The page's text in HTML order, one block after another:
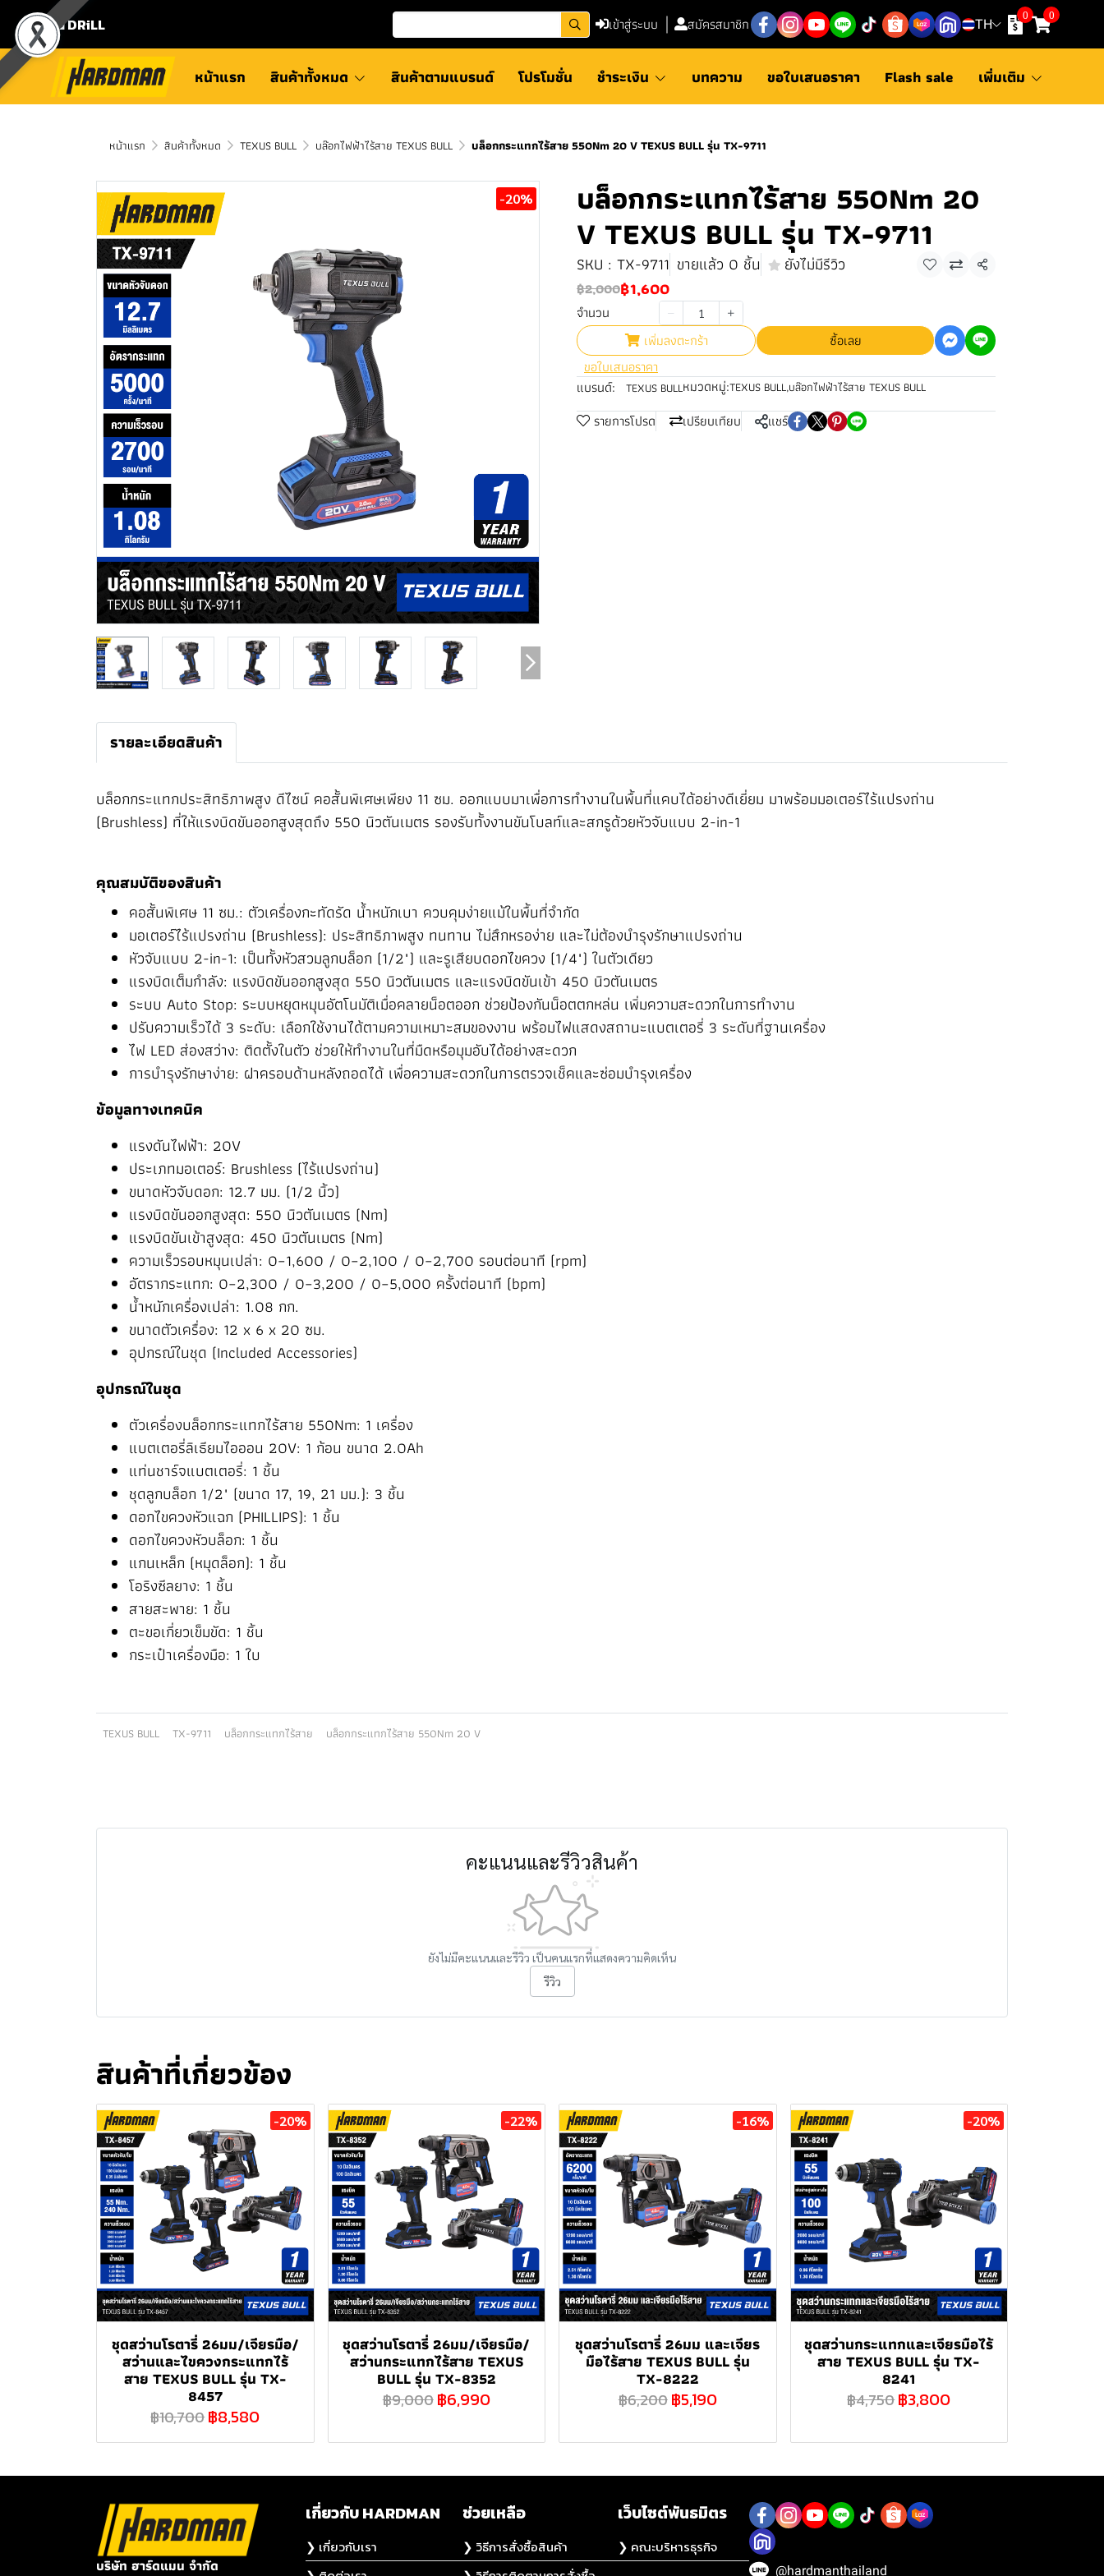
⛾ DRiLL เข้าสู่ระบบ สมัครสมาชิก TH
0 0
หน้าแรก สินค้าทั้งหมด สินค้าตามแบรนด์ โปรโมชั่น ชำระเงิน บทความ ขอใบเสนอราคา Flash sale เพิ่มเติม
หน้าแรก สินค้าทั้งหมด TEXUS BULL บล๊อกไฟฟ้าไร้สาย TEXUS BULL บล็อกกระแทกไร้สาย 550Nm 20 V TEXUS BULL รุ่น TX-9711
-20% บล็อกกระแทกไร้สาย 550Nm 20
V TEXUS BULL รุ่น TX-9711
SKU : TX-9711 ขายแล้ว 0 ชิ้น ยังไม่มีรีวิว
แชร์
฿2,000฿1,600
จำนวน
เพิ่มลงตะกร้า
ซื้อเลย
ขอใบเสนอราคา
แบรนด์:
TEXUS BULLหมวดหมู่:TEXUS BULL,บล๊อกไฟฟ้าไร้สาย TEXUS BULL
รายการโปรด เปรียบเทียบ แชร์
รายละเอียดสินค้า
บล็อกกระแทกประสิทธิภาพสูง ดีไซน์ คอสั้นพิเศษเพียง 11 ซม. ออกแบบมาเพื่อการทำงานในพื้นที่แคบได้อย่างดีเยี่ยม มาพร้อมมอเตอร์ไร้แปรงถ่าน
(Brushless) ที่ให้แรงบิดขันออกสูงสุดถึง 550 นิวตันเมตร รองรับทั้งงานขันโบลท์และสกรูด้วยหัวจับแบบ 2-in-1
คุณสมบัติของสินค้า
คอสั้นพิเศษ 11 ซม.: ตัวเครื่องกะทัดรัด น้ำหนักเบา ควบคุมง่ายแม้ในพื้นที่จำกัด
มอเตอร์ไร้แปรงถ่าน (Brushless): ประสิทธิภาพสูง ทนทาน ไม่สึกหรอง่าย และไม่ต้องบำรุงรักษาแปรงถ่าน
หัวจับแบบ 2-in-1: เป็นทั้งหัวสวมลูกบล็อก (1/2") และรูเสียบดอกไขควง (1/4") ในตัวเดียว
แรงบิดเต็มกำลัง: แรงบิดขันออกสูงสุด 550 นิวตันเมตร และแรงบิดขันเข้า 450 นิวตันเมตร
ระบบ Auto Stop: ระบบหยุดหมุนอัตโนมัติเมื่อคลายน็อตออก ช่วยป้องกันน็อตตกหล่น เพิ่มความสะดวกในการทำงาน
ปรับความเร็วได้ 3 ระดับ: เลือกใช้งานได้ตามความเหมาะสมของงาน พร้อมไฟแสดงสถานะแบตเตอรี่ 3 ระดับที่ฐานเครื่อง
ไฟ LED ส่องสว่าง: ติดตั้งในตัว ช่วยให้ทำงานในที่มืดหรือมุมอับได้อย่างสะดวก
การบำรุงรักษาง่าย: ฝาครอบด้านหลังถอดได้ เพื่อความสะดวกในการตรวจเช็คและซ่อมบำรุงเครื่อง
ข้อมูลทางเทคนิค
แรงดันไฟฟ้า: 20V
ประเภทมอเตอร์: Brushless (ไร้แปรงถ่าน)
ขนาดหัวจับดอก: 12.7 มม. (1/2 นิ้ว)
แรงบิดขันออกสูงสุด: 550 นิวตันเมตร (Nm)
แรงบิดขันเข้าสูงสุด: 450 นิวตันเมตร (Nm)
ความเร็วรอบหมุนเปล่า: 0–1,600 / 0–2,100 / 0–2,700 รอบต่อนาที (rpm)
อัตรากระแทก: 0–2,300 / 0–3,200 / 0–5,000 ครั้งต่อนาที (bpm)
น้ำหนักเครื่องเปล่า: 1.08 กก.
ขนาดตัวเครื่อง: 12 x 6 x 20 ซม.
อุปกรณ์ในชุด (Included Accessories)
อุปกรณ์ในชุด
ตัวเครื่องบล็อกกระแทกไร้สาย 550Nm: 1 เครื่อง
แบตเตอรี่ลิเธียมไอออน 20V: 1 ก้อน ขนาด 2.0Ah
แท่นชาร์จแบตเตอรี่: 1 ชิ้น
ชุดลูกบล็อก 1/2" (ขนาด 17, 19, 21 มม.): 3 ชิ้น
ดอกไขควงหัวแฉก (PHILLIPS): 1 ชิ้น
ดอกไขควงหัวบล็อก: 1 ชิ้น
แกนเหล็ก (หมุดล็อก): 1 ชิ้น
โอริงซีลยาง: 1 ชิ้น
สายสะพาย: 1 ชิ้น
ตะขอเกี่ยวเข็มขัด: 1 ชิ้น
กระเป๋าเครื่องมือ: 1 ใบ
TEXUS BULL TX-9711 บล็อกกระแทกไร้สาย บล็อกกระแทกไร้สาย 550Nm 20 V
คะแนนและรีวิวสินค้า
ยังไม่มีคะแนนและรีวิว เป็นคนแรกที่แสดงความคิดเห็น
รีวิว
สินค้าที่เกี่ยวข้อง
-20%
ชุดสว่านโรตารี่ 26มม/เจียรมือ/
สว่านและไขควงกระแทกไร้
สาย TEXUS BULL รุ่น TX-
8457
฿10,700฿8,580
-22%
ชุดสว่านโรตารี่ 26มม/เจียรมือ/
สว่านกระแทกไร้สาย TEXUS
BULL รุ่น TX-8352
฿9,000฿6,990
-16%
ชุดสว่านโรตารี่ 26มม และเจียร
มือไร้สาย TEXUS BULL รุ่น
TX-8222
฿6,200฿5,190
-20%
ชุดสว่านกระแทกและเจียรมือไร้
สาย TEXUS BULL รุ่น TX-
8241
฿4,750฿3,800
บริษัท ฮาร์ดแมน จำกัด
เกี่ยวกับ HARDMAN
❯ เกี่ยวกับเรา
ช่วยเหลือ
❯ วิธีการสั่งซื้อสินค้า
เว็บไซต์พันธมิตร
❯ คณะบริหารธุรกิจ
@hardmanthailand